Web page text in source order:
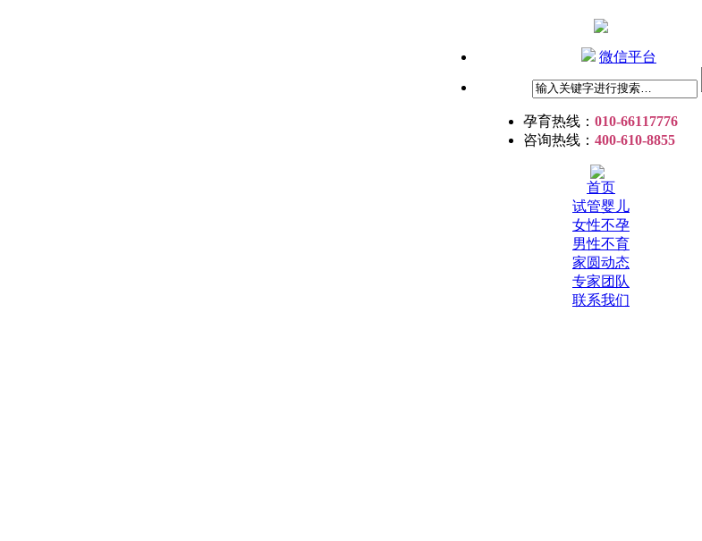
微信平台
孕育热线： 010-66117776
咨询热线： 400-610-8855
首页
试管婴儿
女性不孕
男性不育
家圆动态
专家团队
联系我们